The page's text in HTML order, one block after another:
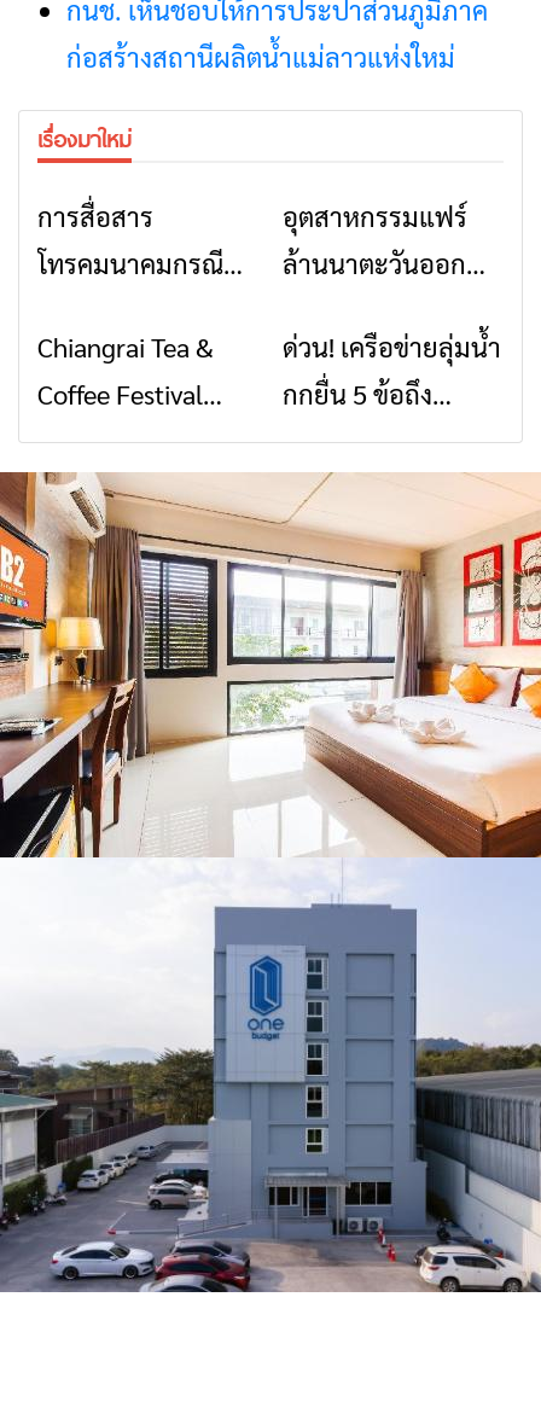
กนช. เห็นชอบให้การประปาส่วนภูมิภาค
ก่อสร้างสถานีผลิตน้ำแม่ลาวแห่งใหม่
เรื่องมาใหม่
การสื่อสาร
โทรคมนาคมกรณีภัย
สัญญาณขาด การ
สื่อสารต้องไม่หยุด
ข่าวเชียงราย
อุตสาหกรรมแฟร์
ล้านนาตะวันออก
สินค้าเด่น และเสน่ห์
วัฒนธรรมจาก 4
จังหวัด เชียงราย
พะเยา แพร่ และ
น่าน พร้อมชม
คอนเสิร์ตจากศิลปิน
ชื่อดังตลอด 5 วัน
ข่าวเชียงราย
Chiangrai Tea &
Coffee Festival
2026
ข่าวเชียงราย
ด่วน! เครือข่ายลุ่มน้ำ
กกยื่น 5 ข้อถึง
รัฐบาล จี้นายกฯ ลง
เชียงราย แก้วิกฤต
สารปนเปื้อนต้นน้ำ